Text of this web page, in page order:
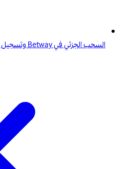
السحب الجزئي في Betway وتسجيل الدخول: تحكم كامل ووصول آمن